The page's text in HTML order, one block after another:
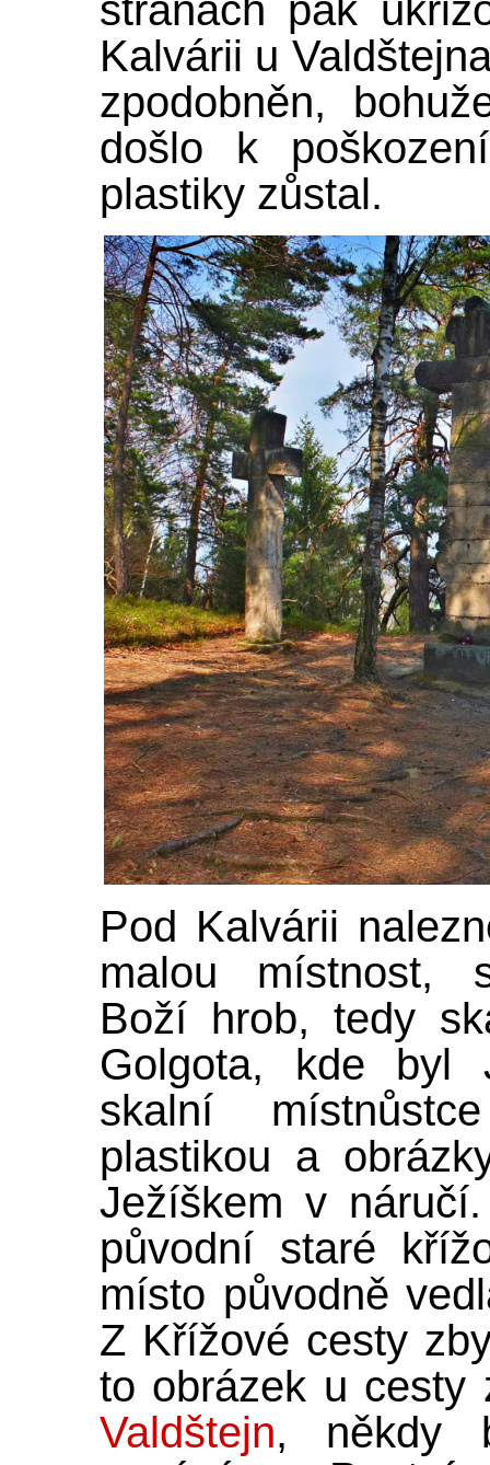
stranách pak
Kalvárii u
zpodobněn,
došlo k
plastiky zůstal.
Pod Kalvárii
malou místnost,
Boží hrob, tedy
Golgota, kde byl
skalní
plastikou a
Ježíškem v
původní staré
místo původně
Z Křížové cesty
to obrázek u
Valdštejn, někdy